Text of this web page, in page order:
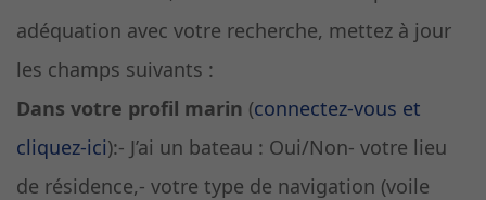
adéquation avec votre recherche, mettez à jour
les champs suivants :
Dans votre profil marin (connectez-vous et
cliquez-ici):- J’ai un bateau : Oui/Non- votre lieu
de résidence,- votre type de navigation (voile